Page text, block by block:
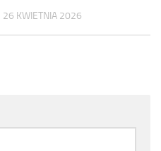
26 KWIETNIA 2026